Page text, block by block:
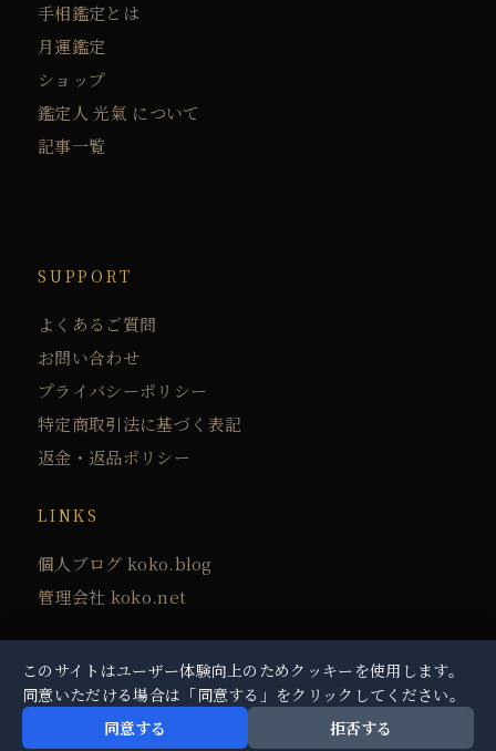
手相鑑定とは
月運鑑定
ショップ
鑑定人 光氣 について
記事一覧
SUPPORT
よくあるご質問
お問い合わせ
プライバシーポリシー
特定商取引法に基づく表記
返金・返品ポリシー
LINKS
個人ブログ koko.blog
管理会社 koko.net
© 2026 光氣（kouki） All Rights Reserved.
プライバシーポリシー
特定商取引法
このサイトはユーザー体験向上のためクッキーを使用します。
同意いただける場合は「同意する」をクリックしてください。
同意する
拒否する